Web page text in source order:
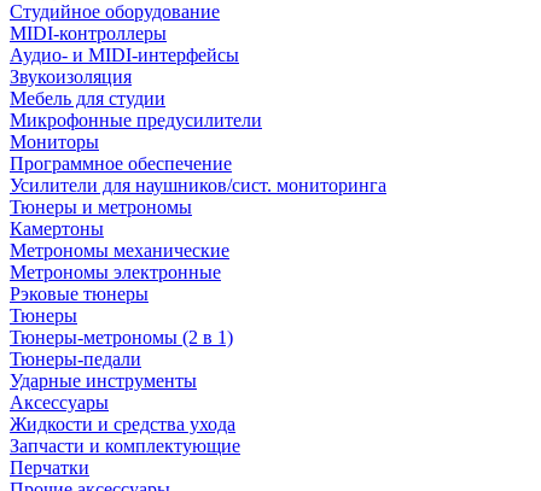
Студийное оборудование
MIDI-контроллеры
Аудио- и MIDI-интерфейсы
Звукоизоляция
Мебель для студии
Микрофонные предусилители
Мониторы
Программное обеспечение
Усилители для наушников/сист. мониторинга
Тюнеры и метрономы
Камертоны
Метрономы механические
Метрономы электронные
Рэковые тюнеры
Тюнеры
Тюнеры-метрономы (2 в 1)
Тюнеры-педали
Ударные инструменты
Аксессуары
Жидкости и средства ухода
Запчасти и комплектующие
Перчатки